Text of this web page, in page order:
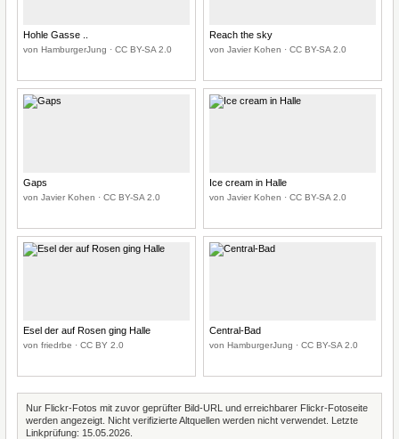
Hohle Gasse ..
von HamburgerJung · CC BY-SA 2.0
Reach the sky
von Javier Kohen · CC BY-SA 2.0
Gaps
von Javier Kohen · CC BY-SA 2.0
Ice cream in Halle
von Javier Kohen · CC BY-SA 2.0
Esel der auf Rosen ging Halle
von friedrbe · CC BY 2.0
Central-Bad
von HamburgerJung · CC BY-SA 2.0
Nur Flickr-Fotos mit zuvor geprüfter Bild-URL und erreichbarer Flickr-Fotoseite
werden angezeigt. Nicht verifizierte Altquellen werden nicht verwendet. Letzte
Linkprüfung: 15.05.2026.